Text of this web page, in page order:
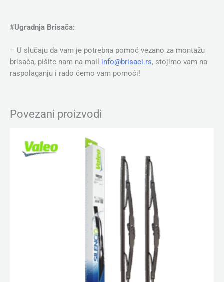
#Ugradnja Brisača:
– U slučaju da vam je potrebna pomoć vezano za montažu
brisača, pišite nam na mail info@brisaci.rs, stojimo vam na
raspolaganju i rado ćemo vam pomoći!
Povezani proizvodi